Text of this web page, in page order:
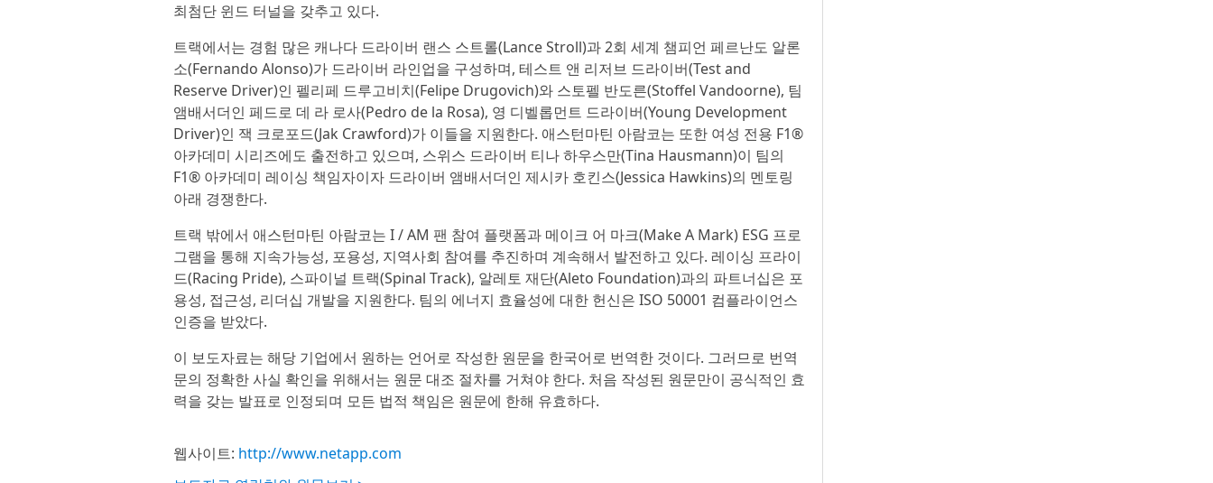
최첨단 윈드 터널을 갖추고 있다.
트랙에서는 경험 많은 캐나다 드라이버 랜스 스트롤(Lance Stroll)과 2회 세계 챔피언 페르난도 알론
소(Fernando Alonso)가 드라이버 라인업을 구성하며, 테스트 앤 리저브 드라이버(Test and
Reserve Driver)인 펠리페 드루고비치(Felipe Drugovich)와 스토펠 반도른(Stoffel Vandoorne), 팀
앰배서더인 페드로 데 라 로사(Pedro de la Rosa), 영 디벨롭먼트 드라이버(Young Development
Driver)인 잭 크로포드(Jak Crawford)가 이들을 지원한다. 애스턴마틴 아람코는 또한 여성 전용 F1®
아카데미 시리즈에도 출전하고 있으며, 스위스 드라이버 티나 하우스만(Tina Hausmann)이 팀의
F1® 아카데미 레이싱 책임자이자 드라이버 앰배서더인 제시카 호킨스(Jessica Hawkins)의 멘토링
아래 경쟁한다.
트랙 밖에서 애스턴마틴 아람코는 I / AM 팬 참여 플랫폼과 메이크 어 마크(Make A Mark) ESG 프로
그램을 통해 지속가능성, 포용성, 지역사회 참여를 추진하며 계속해서 발전하고 있다. 레이싱 프라이
드(Racing Pride), 스파이널 트랙(Spinal Track), 알레토 재단(Aleto Foundation)과의 파트너십은 포
용성, 접근성, 리더십 개발을 지원한다. 팀의 에너지 효율성에 대한 헌신은 ISO 50001 컴플라이언스
인증을 받았다.
이 보도자료는 해당 기업에서 원하는 언어로 작성한 원문을 한국어로 번역한 것이다. 그러므로 번역
문의 정확한 사실 확인을 위해서는 원문 대조 절차를 거쳐야 한다. 처음 작성된 원문만이 공식적인 효
력을 갖는 발표로 인정되며 모든 법적 책임은 원문에 한해 유효하다.
웹사이트: http://www.netapp.com